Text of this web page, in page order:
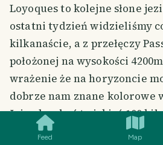
Feed Map
Loyoques to kolejne słone
ostatni tydzień widzieliśmy
kilkanaście, a z przełęczy
położonej na wysokości
wrażenie że na horyzoncie
dobrze nam znane kolorowe
Jujuy bo choć to jakieś 100
odległości, to teren jest raczej
SMILES COMMENT